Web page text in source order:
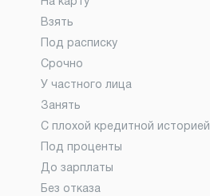
Взять
Под расписку
Срочно
У частного лица
Занять
С плохой кредитной историей
Под проценты
До зарплаты
Без отказа